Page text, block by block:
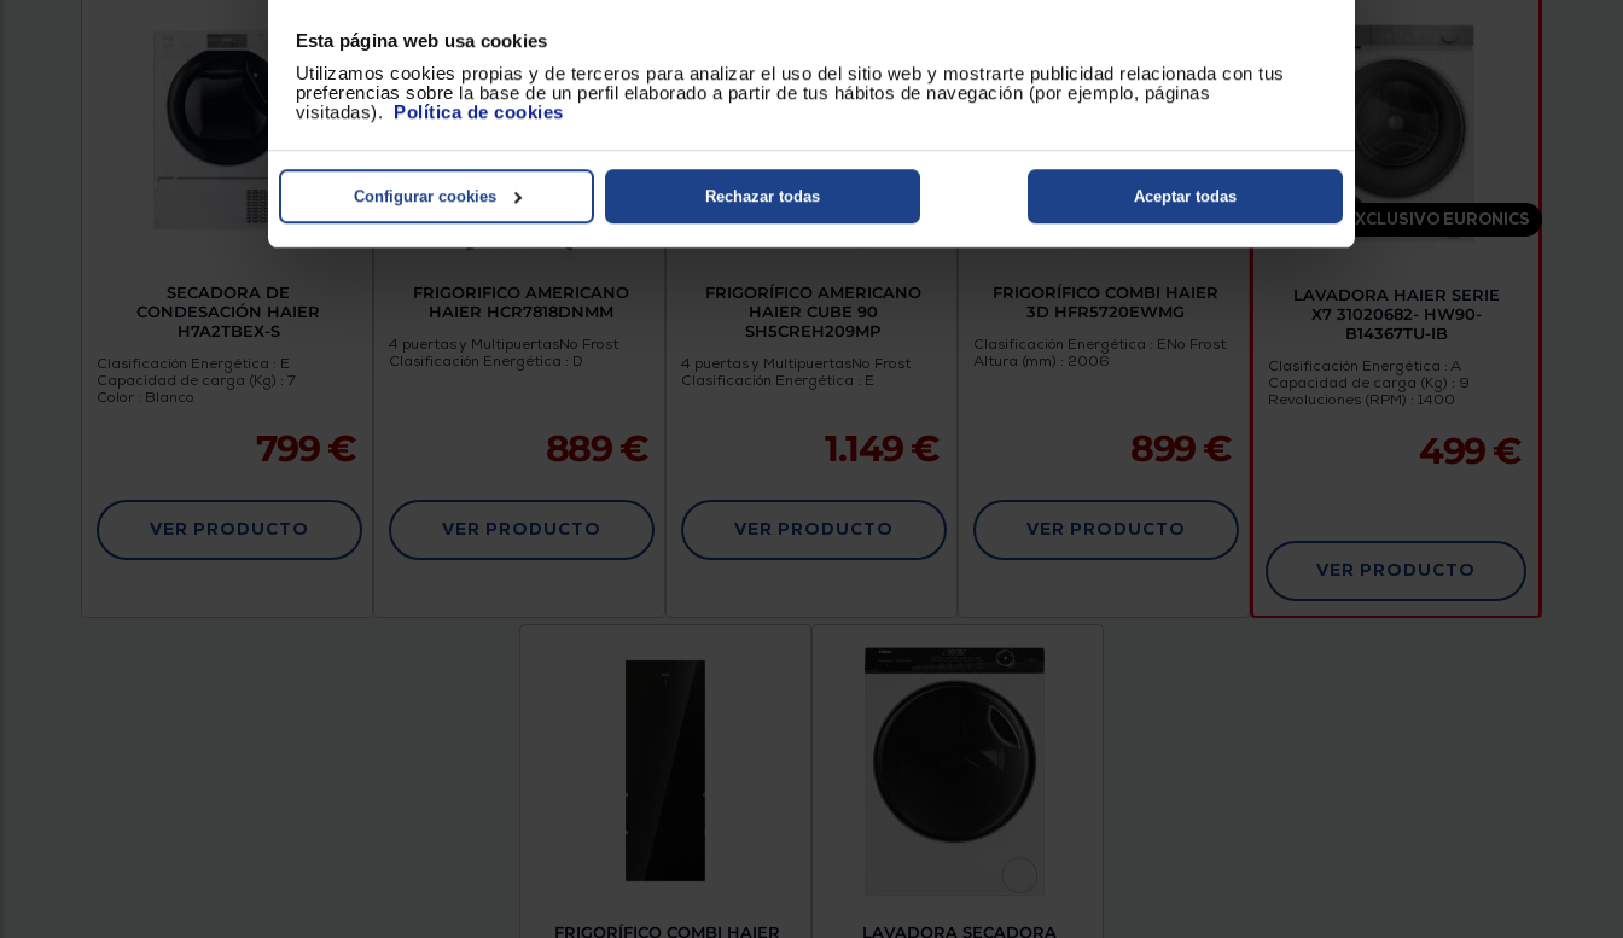
Esta página web usa cookies
Utilizamos cookies propias y de terceros para analizar el uso del sitio web y mostrarte publicidad relacionada con tus
preferencias sobre la base de un perfil elaborado a partir de tus hábitos de navegación (por ejemplo, páginas
visitadas). Política de cookies
Rechazar todas
Configurar cookies Aceptar todas
SECADORA DE
CONDESACIÓN HAIER
H7A2TBEX-S
Clasificación Energética : E
Capacidad de carga (Kg) : 7
Color : Blanco
799 €
VER PRODUCTO
FRIGORIFICO AMERICANO
HAIER HCR7818DNMM
4 puertas y MultipuertasNo Frost
Clasificación Energética : D
889 €
VER PRODUCTO
FRIGORÍFICO AMERICANO
HAIER CUBE 90
SH5CREH209MP
4 puertas y MultipuertasNo Frost
Clasificación Energética : E
1.149 €
VER PRODUCTO
FRIGORÍFICO COMBI HAIER
3D HFR5720EWMG
Clasificación Energética : ENo Frost
Altura (mm) : 2006
899 €
VER PRODUCTO
EXCLUSIVO EURONICS
LAVADORA HAIER SERIE
X7 31020682- HW90-
B14367TU-IB
Clasificación Energética : A
Capacidad de carga (Kg) : 9
Revoluciones (RPM) : 1400
499 €
VER PRODUCTO
FRIGORÍFICO COMBI HAIER LAVADORA SECADORA